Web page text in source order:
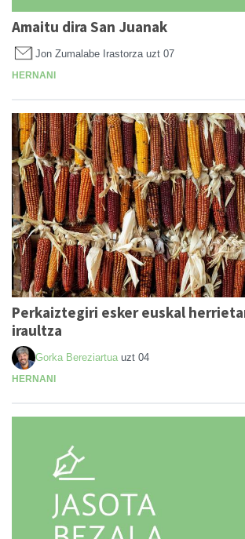
Amaitu dira San Juanak
Jon Zumalabe Irastorza uzt 07
HERNANI
Perkaiztegiri esker euskal
iraultza
Gorka Bereziartua uzt 04
HERNANI